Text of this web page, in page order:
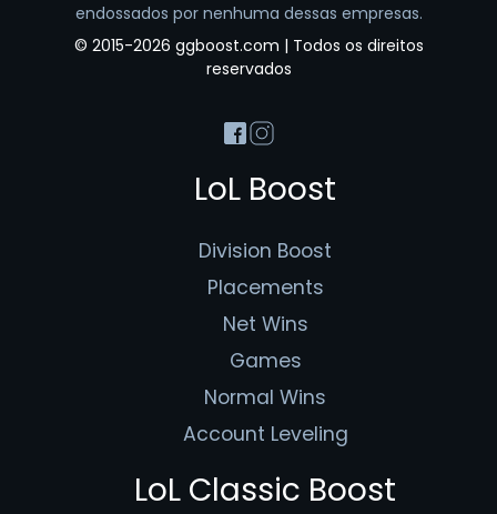
endossados por nenhuma dessas empresas.
© 2015-2026 ggboost.com | Todos os direitos
reservados
LoL Boost
Division Boost
Placements
Net Wins
Games
Normal Wins
Account Leveling
LoL Classic Boost